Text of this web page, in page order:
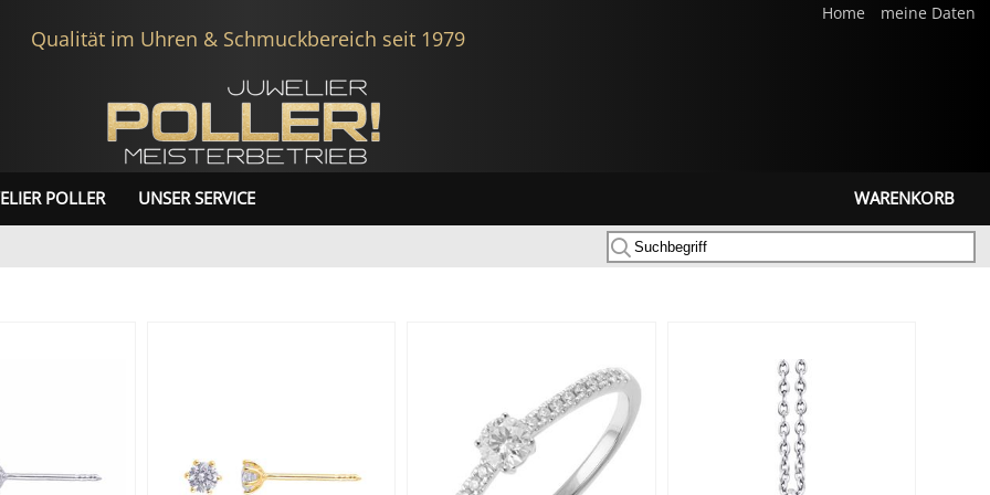
Home meine Daten
Qualität im Uhren & Schmuckbereich seit 1979
POLLER UNSER SERVICE WARENKORB